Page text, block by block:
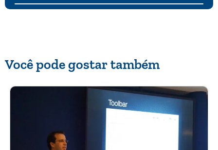
Você pode gostar também